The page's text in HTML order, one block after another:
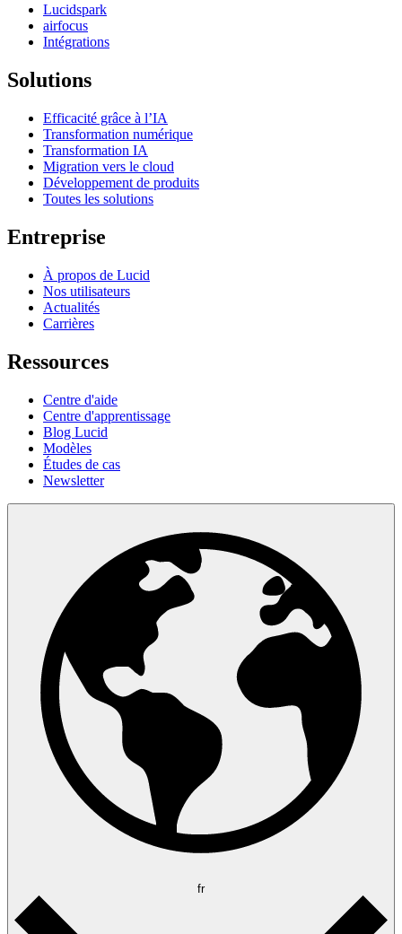
Lucidspark
airfocus
Intégrations
Solutions
Efficacité grâce à l’IA
Transformation numérique
Transformation IA
Migration vers le cloud
Développement de produits
Toutes les solutions
Entreprise
À propos de Lucid
Nos utilisateurs
Actualités
Carrières
Ressources
Centre d'aide
Centre d'apprentissage
Blog Lucid
Modèles
Études de cas
Newsletter
fr